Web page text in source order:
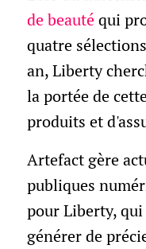
de beautéqui
quatre
an, Liberty
la portée de
produits et
Artefact gère
publiques
pour Liberty,
générer de